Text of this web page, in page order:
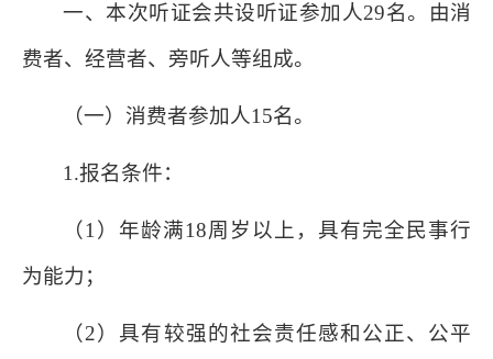
一、本次听证会共设听证参加人29名。由消
费者、经营者、旁听人等组成。
（一）消费者参加人15名。
1.报名条件：
（1）年龄满18周岁以上，具有完全民事行
为能力；
（2）具有较强的社会责任感和公正、公平